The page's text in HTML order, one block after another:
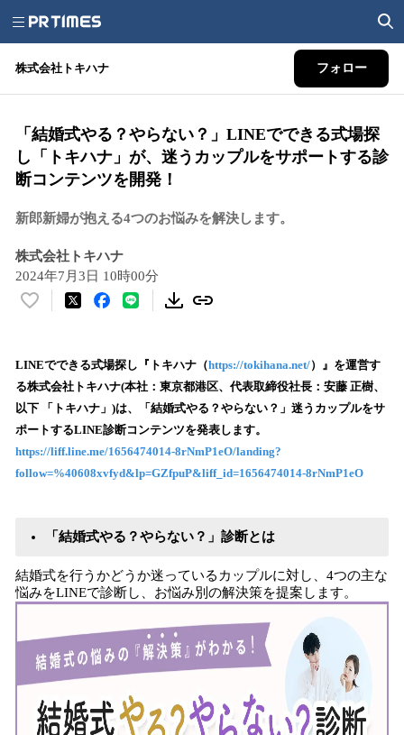
株式会社トキハナ フォロー
「結婚式やる？やらない？」LINEでできる式場探
し「トキハナ」が、迷うカップルをサポートする診
断コンテンツを開発！
新郎新婦が抱える4つのお悩みを解決します。
株式会社トキハナ
2024年7月3日 10時00分
い
！
数
を
読
込
み
す
LINEでできる式場探し『トキハナ（https://tokihana.net/）』を運営す
る株式会社トキハナ(本社：東京都港区、代表取締役社長：安藤 正樹、
以下 「トキハナ」)は、「結婚式やる？やらない？」迷うカップルをサ
ポートするLINE診断コンテンツを発表します。
https://liff.line.me/1656474014-8rNmP1eO/landing?
follow=%40608xvfyd&lp=GZfpuP&liff_id=1656474014-8rNmP1eO
「結婚式やる？やらない？」診断とは
結婚式を行うかどうか迷っているカップルに対し、4つの主な
悩みをLINEで診断し、お悩み別の解決策を提案します。